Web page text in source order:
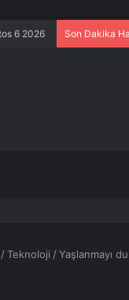
6 2026 Son Dakika
/Teknoloji /Yaşlanmayı